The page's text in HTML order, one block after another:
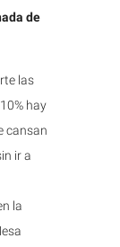
de
las
hay
cansan
ir a
la